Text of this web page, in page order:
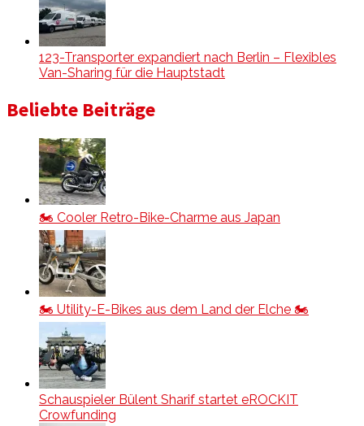
123-Transporter expandiert nach Berlin – Flexibles
Van-Sharing für die Hauptstadt
Beliebte Beiträge
🏍️ Cooler Retro-Bike-Charme aus Japan
🏍️ Utility-E-Bikes aus dem Land der Elche 🏍️
Schauspieler Bülent Sharif startet eROCKIT
Crowfunding